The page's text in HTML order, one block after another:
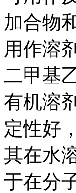
加合物
用作溶
二甲基
有机溶
定性好
其在水
于在分